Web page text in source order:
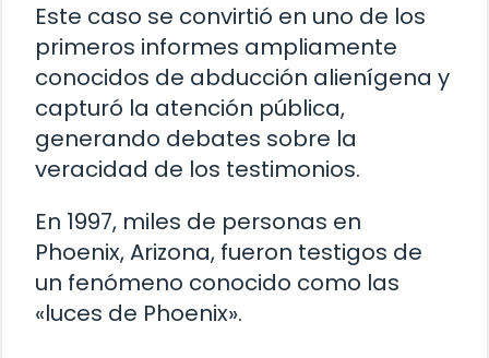
Este caso se convirtió en uno de los
primeros informes ampliamente
conocidos de abducción alienígena y
capturó la atención pública,
generando debates sobre la
veracidad de los testimonios.
En 1997, miles de personas en
Phoenix, Arizona, fueron testigos de
un fenómeno conocido como las
«luces de Phoenix».